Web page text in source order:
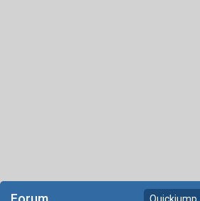
Quickjump